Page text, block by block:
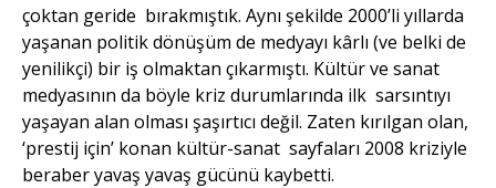
çoktan geride bırakmıştık. Aynı şekilde 2000’li yıllarda
yaşanan politik dönüşüm de medyayı kârlı (ve belki de
yenilikçi) bir iş olmaktan çıkarmıştı. Kültür ve sanat
medyasının da böyle kriz durumlarında ilk sarsıntıyı
yaşayan alan olması şaşırtıcı değil. Zaten kırılgan olan,
‘prestij için’ konan kültür-sanat sayfaları 2008 kriziyle
beraber yavaş yavaş gücünü kaybetti.